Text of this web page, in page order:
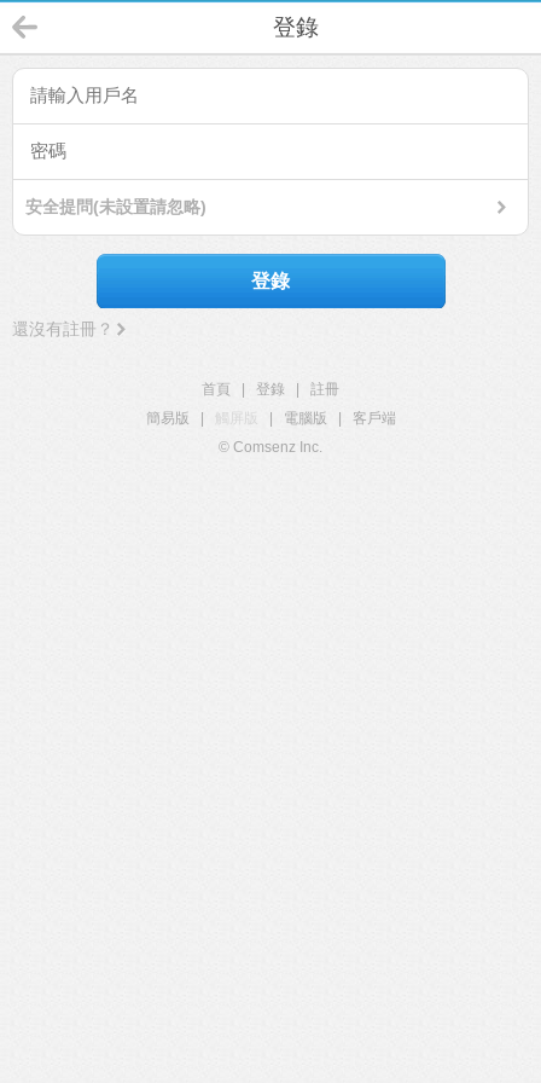
登錄
安全提問(未設置請忽略)
登錄
還沒有註冊？
首頁 登錄
註冊
簡易版
觸屏版 電腦版
客戶端
© Comsenz Inc.